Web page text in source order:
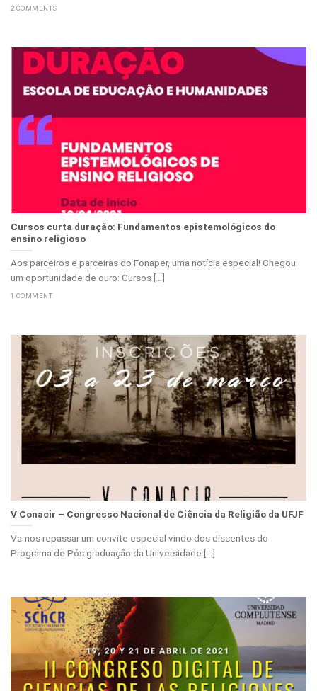
2 COMMENTS
Cursos curta duração: Fundamentos epistemológicos do
ensino religioso
Aos parceiros e parceiras do Fonaper, uma notícia especial! Chegou
um oportunidade de ouro: Cursos [...]
1 COMMENT
V Conacir – Congresso Nacional de Ciência da Religião da UFJF
Vamos repassar um convite especial vindo dos discentes do
Programa de Pós graduação da Universidade [...]